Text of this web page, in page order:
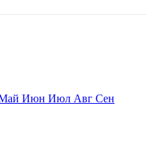
Июн Июл Авг Сен